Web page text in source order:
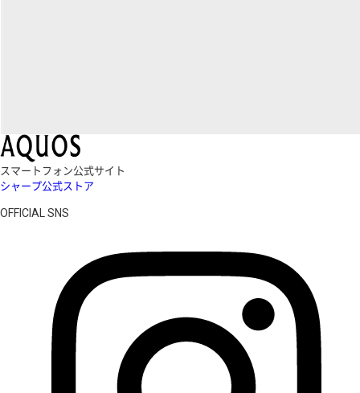
スマートフォン公式サイト
シャープ公式ストア
OFFICIAL SNS